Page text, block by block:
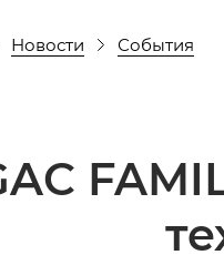
Новости События